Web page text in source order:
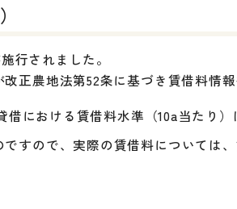
行されました。
正農地法第52条に基づき賃借料情
における賃借料水準（10a当たり
すので、実際の賃借料については